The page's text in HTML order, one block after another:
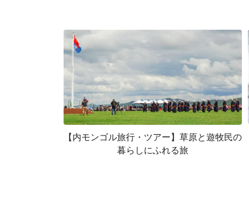
【内モンゴル旅行・ツアー】草原と遊牧民の
暮らしにふれる旅